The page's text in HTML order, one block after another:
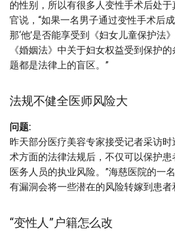
的性别，所以有很多人变性手术后处
官说，“如果一名男子通过变性手术后
那‘他’是否能享受到《妇女儿童保护法
《婚姻法》中关于妇女权益受到保护
题都是法律上的盲区。”
法规不健全医师风险大
问题:
昨天部分医疗美容专家接受记者采访时
术方面的法律法规后，不仅可以保护
医务人员的执业风险。”海慈医院的一
有漏洞会将一些潜在的风险转嫁到患者
“变性人”户籍怎么改